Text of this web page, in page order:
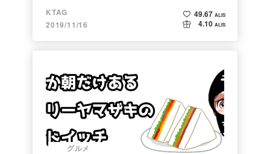
KTAG
2019/11/16
49.67 ALIS
4.10 ALIS
グルメ